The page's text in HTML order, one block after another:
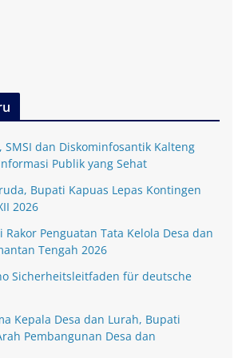
SMSI dan Diskominfosantik Kalteng
Publik yang Sehat
Bupati Kapuas Lepas Kontingen
2026
Penguatan Tata Kelola Desa dan
Tengah 2026
Sicherheitsleitfaden für deutsche
Kepala Desa dan Lurah, Bupati
Pembangunan Desa dan